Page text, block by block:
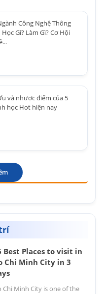
Công Nghệ Thông
Học Gì? Làm Gì? Cơ Hội
và nhược điểm của 5
học Hot hiện nay
Best Places to visit in
Chi Minh City in 3
Chi Minh City is one of the